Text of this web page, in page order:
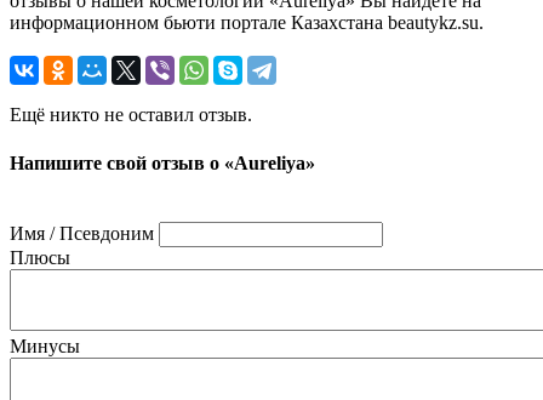
информационном бьюти портале Казахстана beautykz.su.
Ещё никто не оставил отзыв.
Напишите свой отзыв о «Aureliya»
Имя / Псевдоним
Плюсы
Минусы